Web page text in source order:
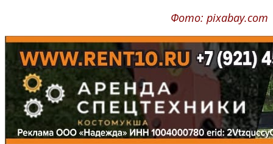
Фото: pixabay.com